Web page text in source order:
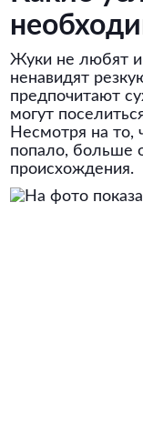
Жуки не любят и
ненавидят
предпочитают
могут
Несмотря на то,
попало, больше
происхождения.